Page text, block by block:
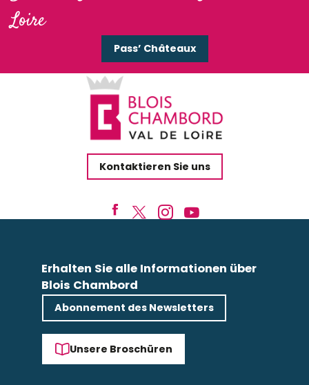
Loire
Pass’ Châteaux
Kontaktieren Sie uns
Erhalten Sie alle Informationen über
Blois Chambord
Abonnement des Newsletters
Unsere Broschüren